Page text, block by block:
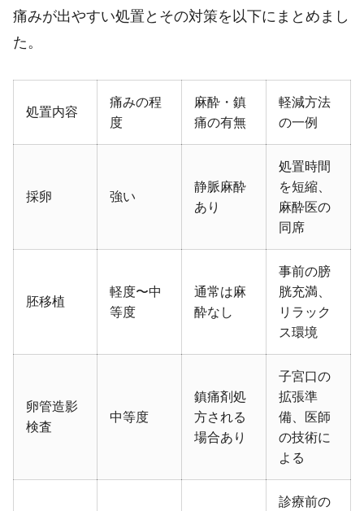
痛みが出やすい処置とその対策を以下にまとめまし
た。
処置内容
痛みの程
度
麻酔・鎮
痛の有無
軽減方法
の一例
採卵 強い
静脈麻酔
あり
処置時間
を短縮、
麻酔医の
同席
胚移植
軽度〜中
等度
通常は麻
酔なし
事前の膀
胱充満、
リラック
ス環境
卵管造影
検査
中等度
鎮痛剤処
方される
場合あり
子宮口の
拡張準
備、医師
の技術に
よる
診療前の